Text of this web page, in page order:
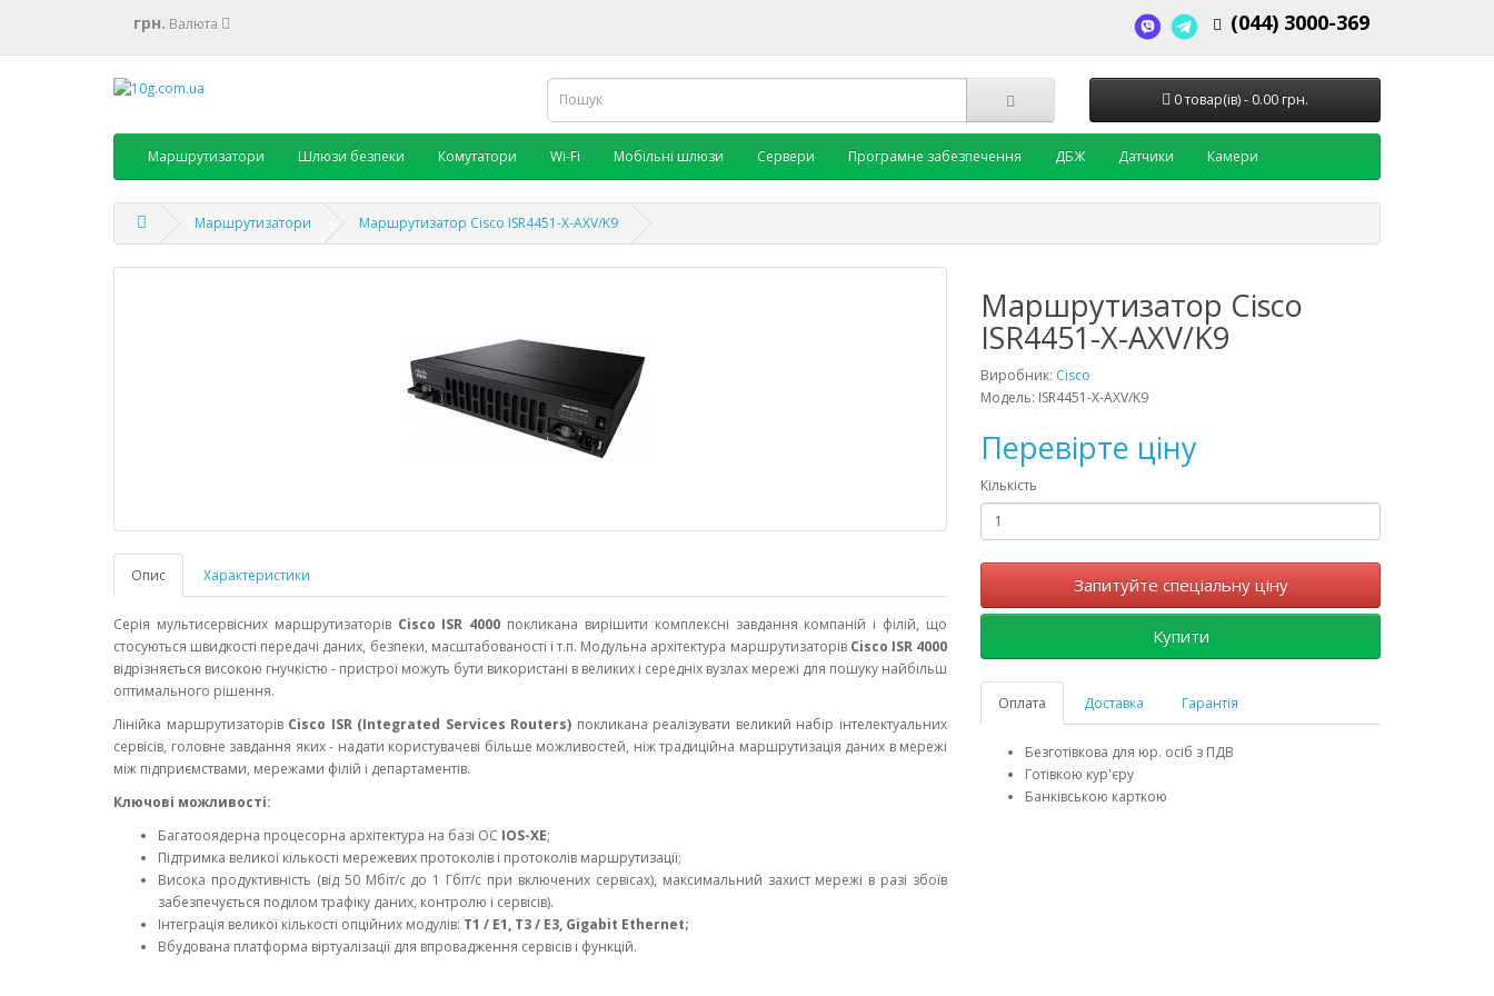
грн. Валюта (044) 3000-369
0 товар(ів) - 0.00 грн.
Маршрутизатори Шлюзи безпеки Комутатори Wi-Fi Мобільні шлюзи Сервери Програмне забезпечення ДБЖ Датчики Камери
Маршрутизатори Маршрутизатор Cisco ISR4451-X-AXV/K9
Опис Характеристики
Серія мультисервісних маршрутизаторів Cisco ISR 4000 покликана вирішити комплексні завдання компаній і філій, що
стосуються швидкості передачі даних, безпеки, масштабованості і т.п. Модульна архітектура маршрутизаторів Cisco ISR 4000
відрізняється високою гнучкістю - пристрої можуть бути використані в великих і середніх вузлах мережі для пошуку найбільш
оптимального рішення.
Лінійка маршрутизаторів Cisco ISR (Integrated Services Routers) покликана реалізувати великий набір інтелектуальних
сервісів, головне завдання яких - надати користувачеві більше можливостей, ніж традиційна маршрутизація даних в мережі
між підприємствами, мережами філій і департаментів.
Ключові можливості:
Багатооядерна процесорна архітектура на базі ОС IOS-XE;
Підтримка великої кількості мережевих протоколів і протоколів маршрутизації;
Висока продуктивність (від 50 Мбіт/с до 1 Гбіт/с при включених сервісах), максимальний захист мережі в разі збоїв
забезпечується поділом трафіку даних, контролю і сервісів).
Інтеграція великої кількості опційних модулів: T1 / E1, T3 / E3, Gigabit Ethernet;
Вбудована платформа віртуалізації для впровадження сервісів і функцій.
Маршрутизатор Cisco
ISR4451-X-AXV/K9
Виробник: Cisco
Модель: ISR4451-X-AXV/K9
Перевірте ціну
Кількість
Запитуйте спеціальну ціну
Купити
Оплата Доставка Гарантія
Безготівкова для юр. осіб з ПДВ
Готівкою кур'єру
Банківською карткою